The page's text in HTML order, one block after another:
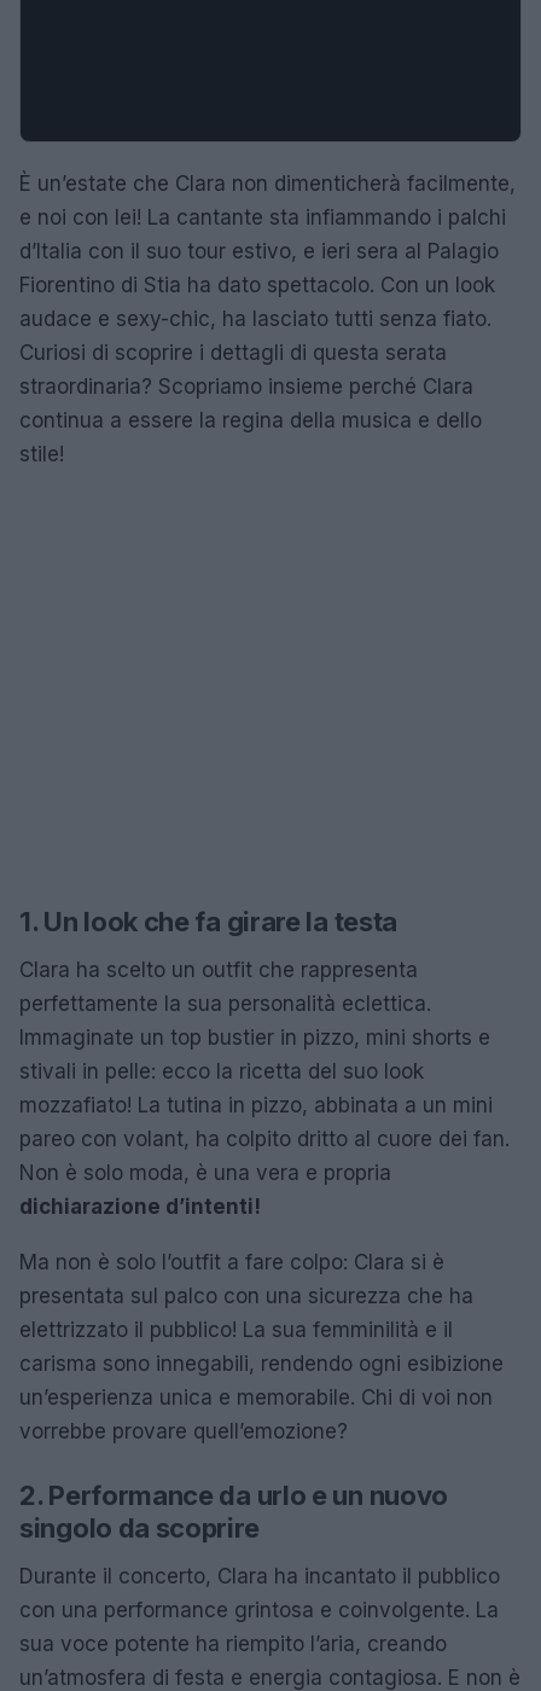
È un’estate che Clara non dimenticherà facilmente,
e noi con lei! La cantante sta infiammando i palchi
d’Italia con il suo tour estivo, e ieri sera al Palagio
Fiorentino di Stia ha dato spettacolo. Con un look
audace e sexy-chic, ha lasciato tutti senza fiato.
Curiosi di scoprire i dettagli di questa serata
straordinaria? Scopriamo insieme perché Clara
continua a essere la regina della musica e dello
stile!
1. Un look che fa girare la testa
Clara ha scelto un outfit che rappresenta
perfettamente la sua personalità eclettica.
Immaginate un top bustier in pizzo, mini shorts e
stivali in pelle: ecco la ricetta del suo look
mozzafiato! La tutina in pizzo, abbinata a un mini
pareo con volant, ha colpito dritto al cuore dei fan.
Non è solo moda, è una vera e propria
dichiarazione d’intenti!
Ma non è solo l’outfit a fare colpo: Clara si è
presentata sul palco con una sicurezza che ha
elettrizzato il pubblico! La sua femminilità e il
carisma sono innegabili, rendendo ogni esibizione
un’esperienza unica e memorabile. Chi di voi non
vorrebbe provare quell’emozione?
2. Performance da urlo e un nuovo
singolo da scoprire
Durante il concerto, Clara ha incantato il pubblico
con una performance grintosa e coinvolgente. La
sua voce potente ha riempito l’aria, creando
un’atmosfera di festa e energia contagiosa. E non è